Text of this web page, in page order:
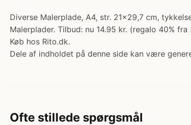
Diverse Malerplade, A4, str. 21x29,7 cm,
Malerplader. Tilbud: nu 14.95 kr. (regalo 40%
Køb hos Rito.dk.
Dele af indholdet på denne side kan være
Ofte stillede spørgsmål